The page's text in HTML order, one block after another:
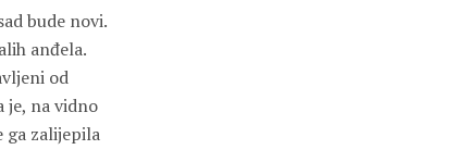
bude novi.
anđela.
od
je, na vidno
ga zalijepila